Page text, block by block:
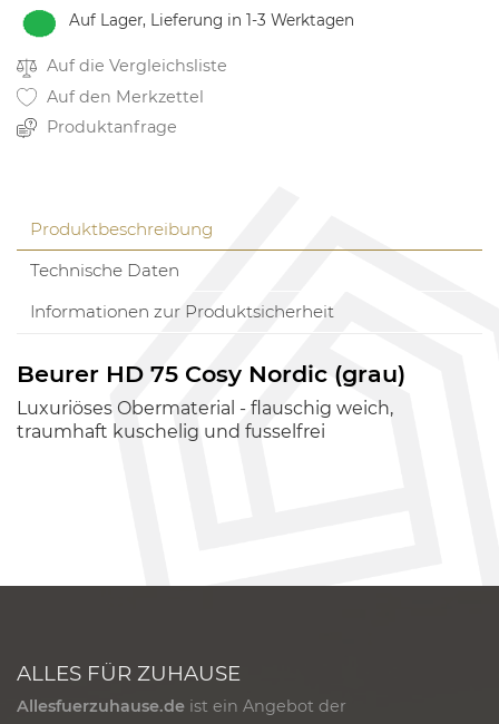
Auf Lager, Lieferung in 1-3 Werktagen
Auf die Vergleichsliste
Auf den Merkzettel
Produktanfrage
Produktbeschreibung
Technische Daten
Informationen zur Produktsicherheit
Beurer HD 75 Cosy Nordic (grau)
Luxuriöses Obermaterial - flauschig weich,
traumhaft kuschelig und fusselfrei
ALLES FÜR ZUHAUSE
Allesfuerzuhause.de ist ein Angebot der